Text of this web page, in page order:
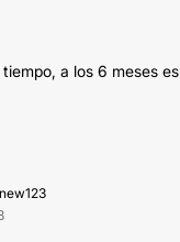
a los 6 meses